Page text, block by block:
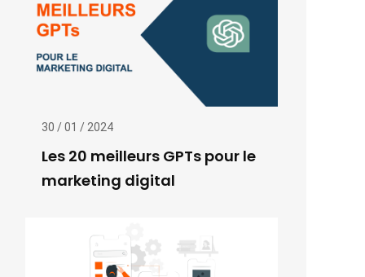
30 / 01 / 2024
Les 20 meilleurs GPTs pour le
marketing digital